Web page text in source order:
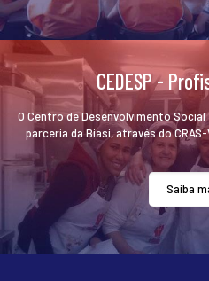
CEDESP -
O Centro de Desenvolvimento Social
parceria da Biasi, através do CRAS-
Saiba